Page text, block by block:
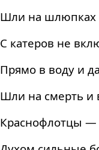
Шли на шлюпках
С катеров не
Прямо в воду и
Шли на смерть и
Краснофлотцы —